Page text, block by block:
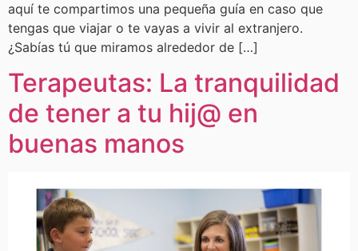
aquí te compartimos una pequeña guía en caso que
tengas que viajar o te vayas a vivir al extranjero.
¿Sabías tú que miramos alrededor de […]
Terapeutas: La tranquilidad
de tener a tu hij@ en
buenas manos